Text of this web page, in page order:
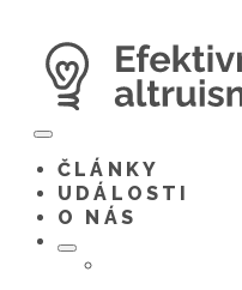
Menu
Toggle
ČLÁNKY
UDÁLOSTI
O NÁS
Menu
Toggle